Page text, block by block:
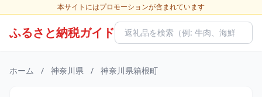
本サイトにはプロモーションが含まれています
ふるさと納税ガイド
ホーム / 神奈川県 / 神奈川県箱根町